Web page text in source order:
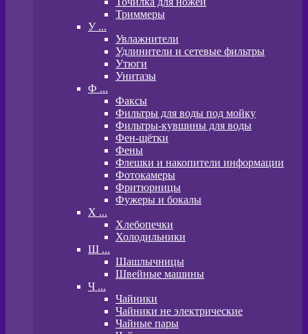
Триммеры
У ...
Увлажнители
Удлинители и сетевые фильтры
Утюги
Унитазы
Ф ...
Факсы
Фильтры для воды под мойку
Фильтры-кувшины для воды
Фен-щётки
Фены
Флешки и накопители информации
Фотокамеры
Фритюрницы
Фужеры и бокалы
Х ...
Хлебопечки
Холодильники
Ш ...
Шашлычницы
Швейные машины
Ч ...
Чайники
Чайники не электрические
Чайные пары